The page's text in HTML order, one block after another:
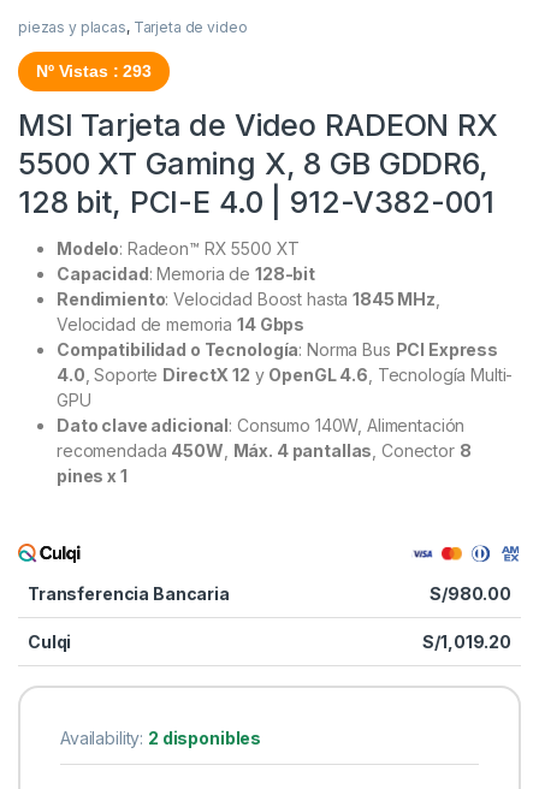
piezas y placas, Tarjeta de video
Nº Vistas : 293
MSI Tarjeta de Video RADEON RX
5500 XT Gaming X, 8 GB GDDR6,
128 bit, PCI-E 4.0 | 912-V382-001
Modelo: Radeon™ RX 5500 XT
Capacidad: Memoria de 128-bit
Rendimiento: Velocidad Boost hasta1845 MHz
Velocidad de memoria14 Gbps
Compatibilidad o Tecnología: Norma Bus PCI Express
4.0 , Soporte DirectX 12 y OpenGL 4.6 , Tecnología Multi-
GPU
Dato clave adicional: Consumo 140W, Alimentación
recomendada 450W Máx. 4 pantallas , Conector 8
pines x 1
Transferencia Bancaria S/980.00
Culqi S/1,019.20
Availability: 2 disponibles